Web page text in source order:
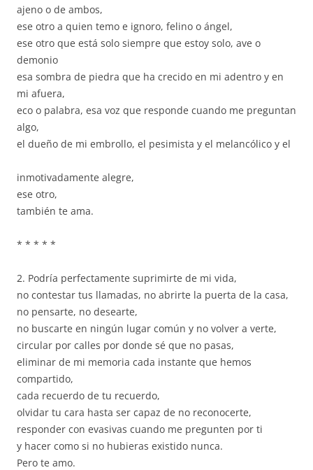
ajeno o de ambos,
ese otro a quien temo e ignoro, felino o ángel,
ese otro que está solo siempre que estoy solo, ave o
demonio
esa sombra de piedra que ha crecido en mi adentro y en
mi afuera,
eco o palabra, esa voz que responde cuando me preguntan
algo,
el dueño de mi embrollo, el pesimista y el melancólico y el
inmotivadamente alegre,
ese otro,
también te ama.
* * * * *
2. Podría perfectamente suprimirte de mi vida,
no contestar tus llamadas, no abrirte la puerta de la casa,
no pensarte, no desearte,
no buscarte en ningún lugar común y no volver a verte,
circular por calles por donde sé que no pasas,
eliminar de mi memoria cada instante que hemos
compartido,
cada recuerdo de tu recuerdo,
olvidar tu cara hasta ser capaz de no reconocerte,
responder con evasivas cuando me pregunten por ti
y hacer como si no hubieras existido nunca.
Pero te amo.